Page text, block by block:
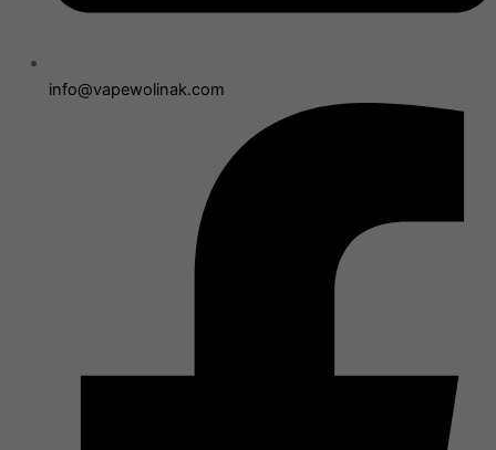
info@vapewolinak.com